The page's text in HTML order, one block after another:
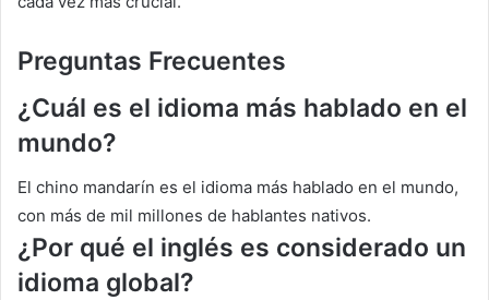
Preguntas Frecuentes
¿Cuál es el idioma más hablado en el
mundo?
El chino mandarín es el idioma más hablado en el mundo,
con más de mil millones de hablantes nativos.
¿Por qué el inglés es considerado un
idioma global?